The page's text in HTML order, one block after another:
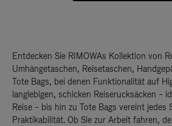
Entdecken Sie RIMOWAs Kollektion von
Umhängetaschen, Reisetaschen,
Tote Bags, bei denen Funktionalität auf
langlebigen, schicken Reiserucksäcken –
Reise – bis hin zu Tote Bags vereint jedes
Praktikabilität. Ob Sie zur Arbeit fahren,